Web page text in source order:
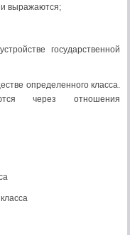
выражаются;
государственной
определенного класса.
через отношения